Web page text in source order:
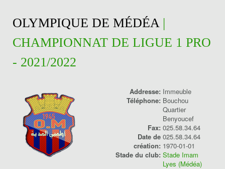
OLYMPIQUE DE MÉDÉA|
CHAMPIONNAT DE LIGUE 1 PRO
- 2021/2022
Addresse: Immeuble
Bouchou
Quartier
Benyoucef
Téléphone:
025.58.34.64
Fax:
025.58.34.64
Date de
création: 1970-01-01
Stade du club: Stade Imam
Lyes (Médéa)